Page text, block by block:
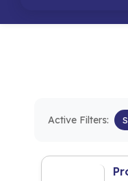
Active Filters: